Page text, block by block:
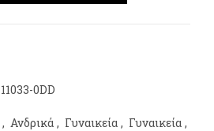
11033-0DD
, Ανδρικά , Γυναικεία , Γυναικεία ,